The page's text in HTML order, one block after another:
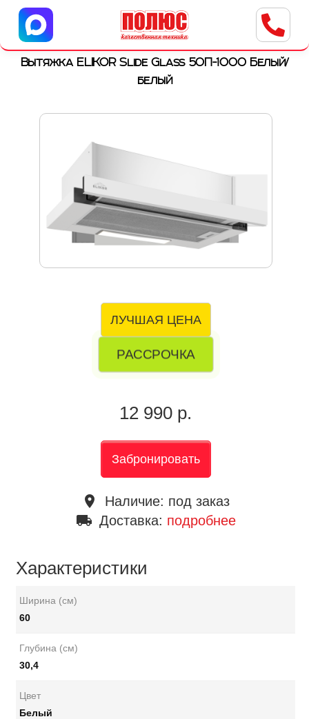
Центр бытовой техники
г. Ульяновск, ул. Пушкарева, 8a
Вытяжка ELIKOR Slide Glass 50П-1000 Белый/
белый
ЛУЧШАЯ ЦЕНА
РАССРОЧКА
12 990 р.
Забронировать
place Наличие: под заказ
local_shipping Доставка: подробнее
Характеристики
Ширина (см)
60
Глубина (см)
30,4
Цвет
Белый